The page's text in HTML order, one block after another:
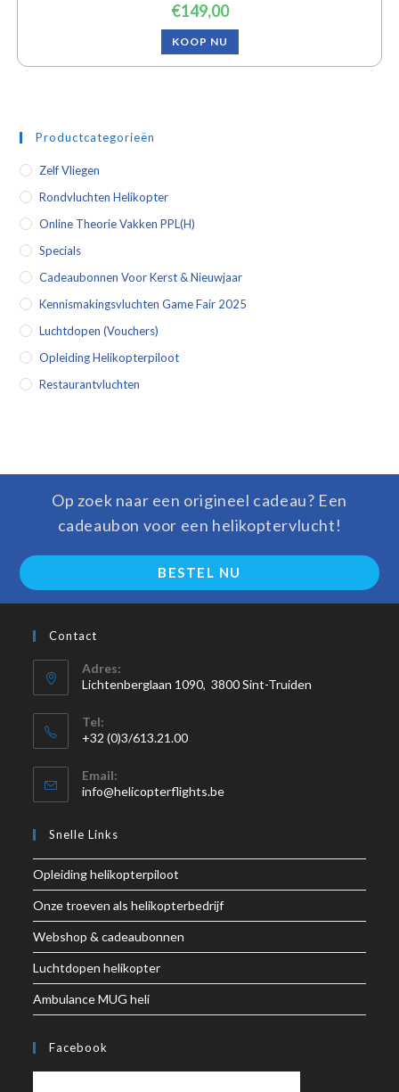
€149,00
KOOP NU
Productcategorieën
Zelf Vliegen
Rondvluchten Helikopter
Online Theorie Vakken PPL(H)
Specials
Cadeaubonnen Voor Kerst & Nieuwjaar
Kennismakingsvluchten Game Fair 2025
Luchtdopen (vouchers)
Opleiding Helikopterpiloot
Restaurantvluchten
Op zoek naar een origineel cadeau? Een
cadeaubon voor een helikoptervlucht!
BESTEL NU
Contact
Adres:
Lichtenberglaan 1090, 3800 Sint-Truiden
Tel:
+32 (0)3/613.21.00
Email:
info@helicopterflights.be
Snelle Links
Opleiding helikopterpiloot
Onze troeven als helikopterbedrijf
Webshop & cadeaubonnen
Luchtdopen helikopter
Ambulance MUG heli
Facebook